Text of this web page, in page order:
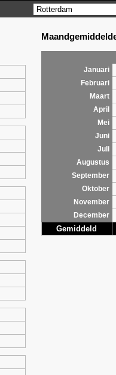
Januari
Februari
Maart
April
Mei
Juni
Juli
Augustus
September
Oktober
November
December
Gemiddeld